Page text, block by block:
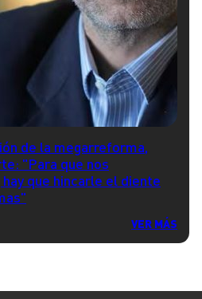
de la megarreforma,
"Para que nos
que hincarle el diente
VER MÁS